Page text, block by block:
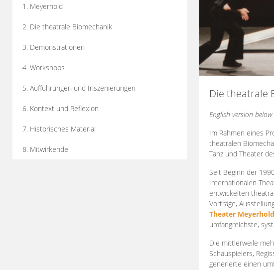
1. Meyerhold
2. Die theatrale Biomechanik
3. Demonstrationen
4. Workshops
5. Aufführungen und Inszenierungen
6. Kontext und Reflexion
7. Historisches Material
8. Mitwirkende
Die theatrale
English version below
Im Rahmen eines
theatralen
Tanz und Theater
Seit Beginn der
Internationalen
entwickelten
Vorträge,
Theater
umfangreichste,
Die mittlerweile
Schauspielers,
generierte einen